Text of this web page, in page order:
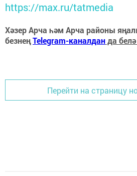
https://max.ru/tatmedia
Хәзер Арча һәм Арча районы
безнеңTelegram-каналданда
Перейти на страницу